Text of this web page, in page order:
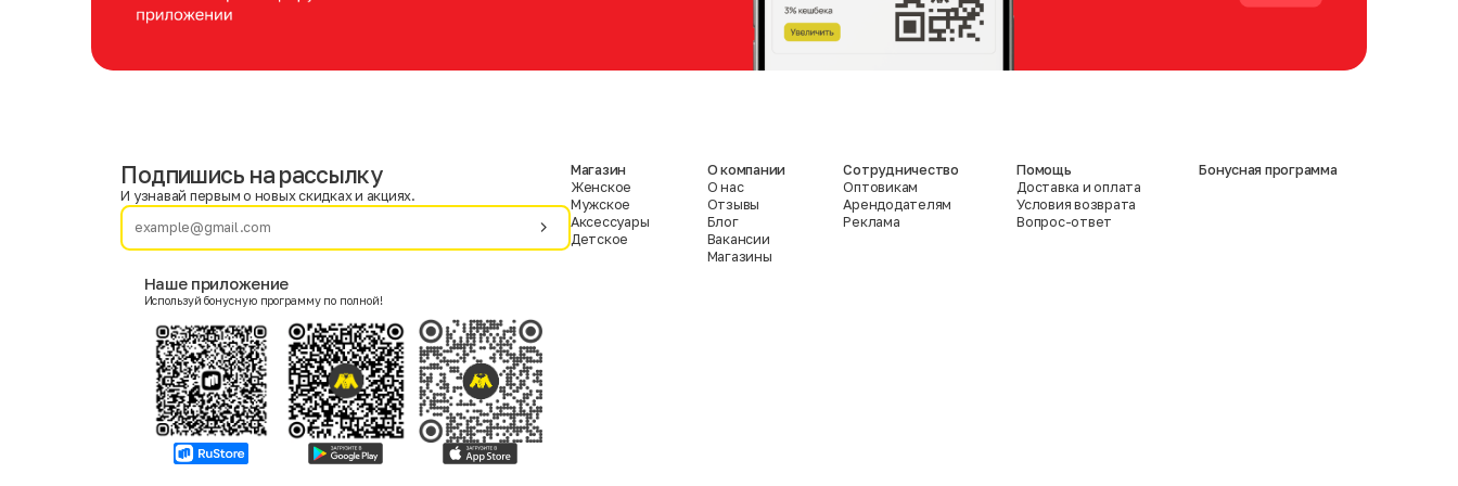
Фамилия
Женский
Согласие на получение чеков по электронной почте
Подпишись на рассылку
И узнавай первым о новых скидках и акциях.
Наше приложение
Используй бонусную программу по полной!
Магазин
Женское
Мужское
Аксессуары
Детское
О компании
О нас
Отзывы
Блог
Вакансии
Магазины
Сотрудничество
Оптовикам
Арендодателям
Реклама
Помощь
Доставка и оплата
Условия возврата
Вопрос-ответ
Бонусная программа